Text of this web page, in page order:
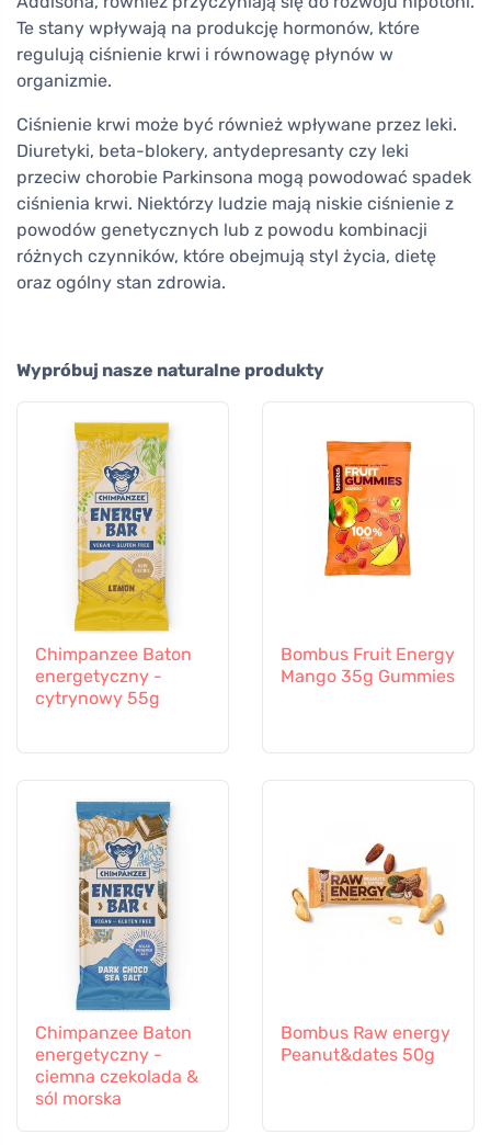
Te stany wpływają na produkcję hormonów, które
regulują ciśnienie krwi i równowagę płynów w
organizmie.
Ciśnienie krwi może być również wpływane przez leki.
Diuretyki, beta-blokery, antydepresanty czy leki
przeciw chorobie Parkinsona mogą powodować spadek
ciśnienia krwi. Niektórzy ludzie mają niskie ciśnienie z
powodów genetycznych lub z powodu kombinacji
różnych czynników, które obejmują styl życia, dietę
oraz ogólny stan zdrowia.
Wypróbuj nasze naturalne produkty
Chimpanzee Baton
energetyczny -
cytrynowy 55g
Bombus Fruit Energy
Mango 35g Gummies
Chimpanzee Baton
energetyczny -
ciemna czekolada &
sól morska
Bombus Raw energy
Peanut&dates 50g